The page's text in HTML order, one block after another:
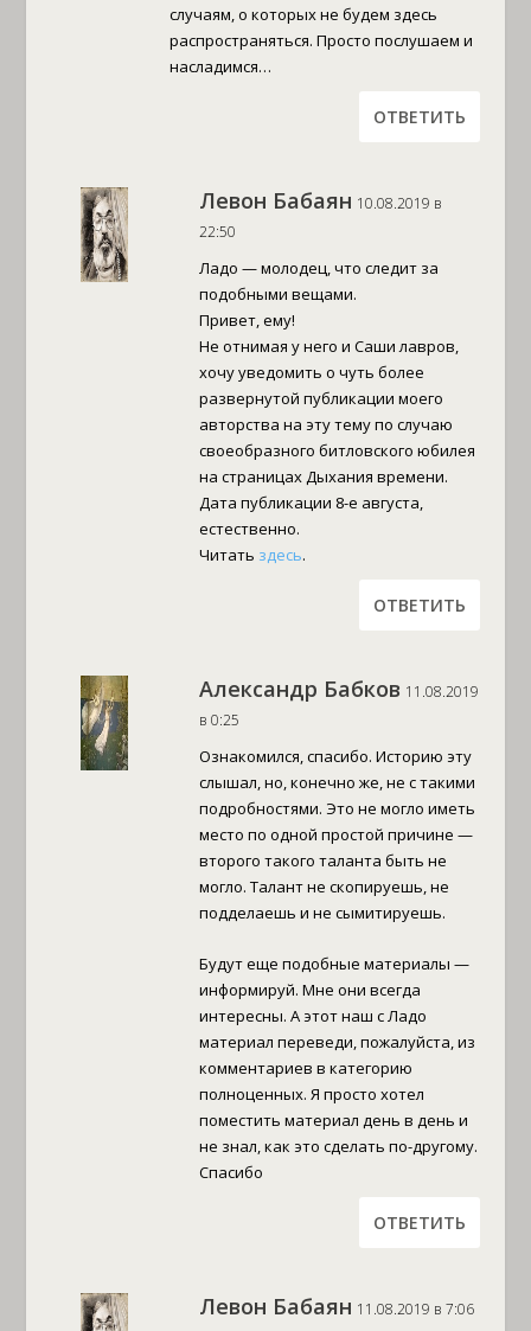
случаям, о которых не будем здесь
распространяться. Просто послушаем и
насладимся…
ОТВЕТИТЬ
Левон Бабаян 10.08.2019 в
22:50
Ладо — молодец, что следит за
подобными вещами.
Привет, ему!
Не отнимая у него и Саши лавров,
хочу уведомить о чуть более
развернутой публикации моего
авторства на эту тему по случаю
своеобразного битловского юбилея
на страницах Дыхания времени.
Дата публикации 8-е августа,
естественно.
Читать здесь.
ОТВЕТИТЬ
Александр Бабков 11.08.2019
в 0:25
Ознакомился, спасибо. Историю эту
слышал, но, конечно же, не с такими
подробностями. Это не могло иметь
место по одной простой причине —
второго такого таланта быть не
могло. Талант не скопируешь, не
подделаешь и не сымитируешь.
Будут еще подобные материалы —
информируй. Мне они всегда
интересны. А этот наш с Ладо
материал переведи, пожалуйста, из
комментариев в категорию
полноценных. Я просто хотел
поместить материал день в день и
не знал, как это сделать по-другому.
Спасибо
ОТВЕТИТЬ
Левон Бабаян 11.08.2019 в 7:06